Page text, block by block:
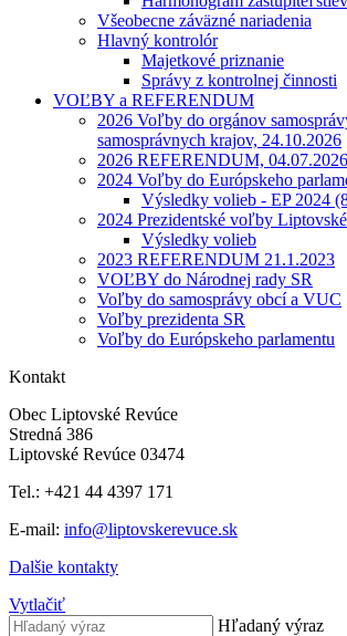
Všeobecne záväzné nariadenia
Hlavný kontrolór
Majetkové priznanie
Správy z kontrolnej činnosti
VOĽBY a REFERENDUM
2026 Voľby do orgánov
samosprávnych krajov, 24.10.2026
2026 REFERENDUM, 04.07.2026
2024 Voľby do Európskeho
Výsledky volieb - EP 2024
2024 Prezidentské voľby
Výsledky volieb
2023 REFERENDUM 21.1.2023
VOĽBY do Národnej rady SR
Voľby do samosprávy obcí a VUC
Voľby prezidenta SR
Voľby do Európskeho parlamentu
Kontakt
Obec Liptovské Revúce
Stredná 386
Liptovské Revúce 03474
Tel.: +421 44 4397 171
E-mail: info@liptovskerevuce.sk
Dalšie kontakty
Vytlačiť
Hľadaný výraz